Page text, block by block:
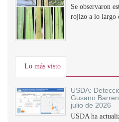
Se observaron
rojizo a lo largo
Lo más visto
USDA:
Gusano
julio de 2026
USDA ha